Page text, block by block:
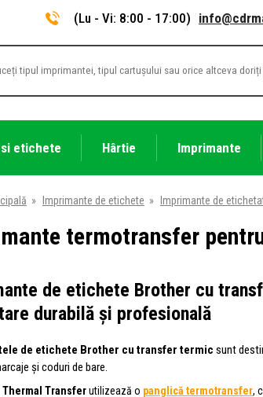
(Lu - Vi: 8:00 - 17:00)
etichete Hârtie Imprimante
» Imprimante de etichete » Imprimante de
termotransfer
de etichete Brother cu
durabilă și profesională
de etichete Brother cu transfer termic sunt
și coduri de bare.
Thermal Transferutilizează o panglică termotransfer,